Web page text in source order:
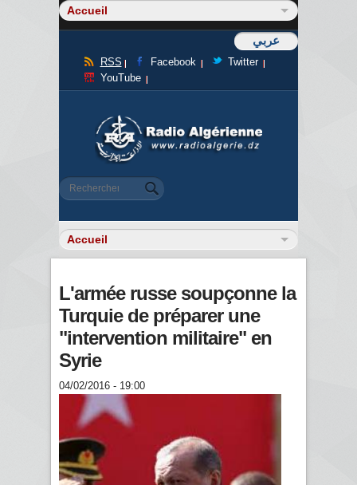
عربي
RSS Facebook
Twitter
YouTube
Formulaire de recherche
Rechercher
L'armée russe soupçonne la
Turquie de préparer une
"intervention militaire" en
Syrie
04/02/2016 - 19:00